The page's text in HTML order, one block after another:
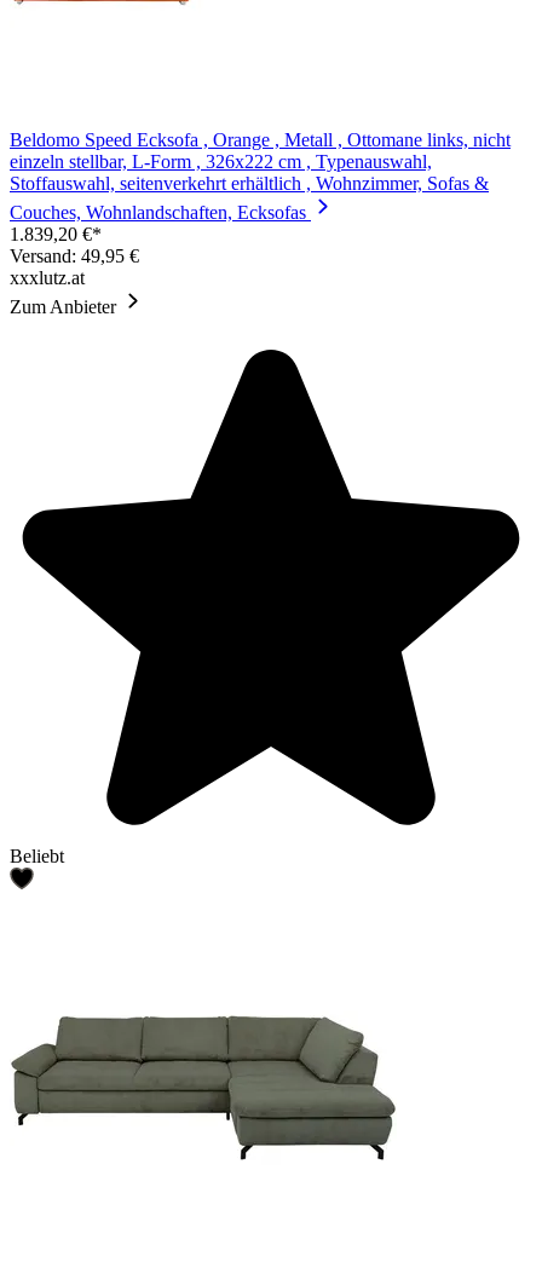
Beldomo Speed Ecksofa , Orange , Metall , Ottomane links, nicht
einzeln stellbar, L-Form , 326x222 cm , Typenauswahl,
Stoffauswahl, seitenverkehrt erhältlich , Wohnzimmer, Sofas &
Couches, Wohnlandschaften, Ecksofas
1.839,20 €*
Versand: 49,95 €
xxxlutz.at
Zum Anbieter
Beliebt